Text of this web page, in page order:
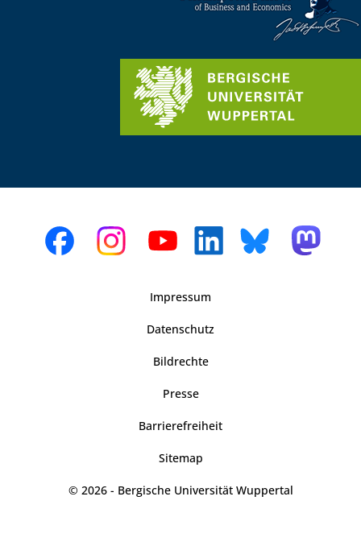
Impressum
Datenschutz
Bildrechte
Presse
Barrierefreiheit
Sitemap
© 2026 - Bergische Universität Wuppertal